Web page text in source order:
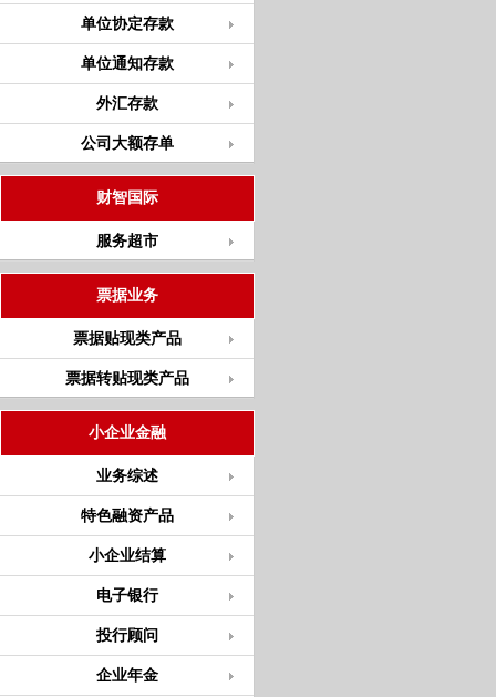
单位协定存款
单位通知存款
外汇存款
公司大额存单
财智国际
服务超市
票据业务
票据贴现类产品
票据转贴现类产品
小企业金融
业务综述
特色融资产品
小企业结算
电子银行
投行顾问
企业年金